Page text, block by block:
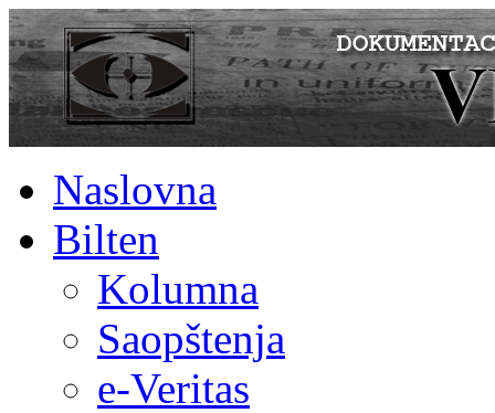
Naslovna
Bilten
Kolumna
Saopštenja
e-Veritas